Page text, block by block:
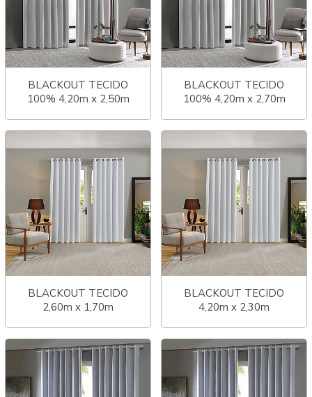
BLACKOUT TECIDO
100% 4,20m x 2,50m
BLACKOUT TECIDO
100% 4,20m x 2,70m
BLACKOUT TECIDO
2,60m x 1,70m
BLACKOUT TECIDO
4,20m x 2,30m